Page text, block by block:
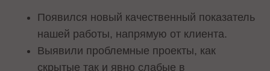
Появился новый качественный показатель
нашей работы, напрямую от клиента.
Выявили проблемные проекты, как
скрытые так и явно слабые в